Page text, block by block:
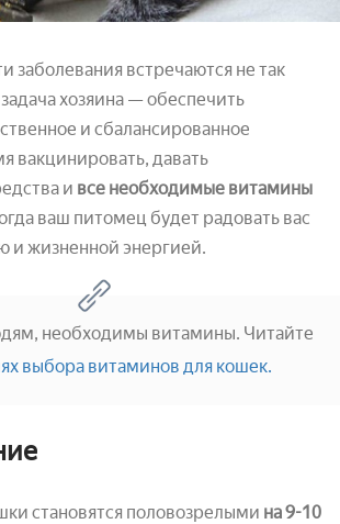
заболевания встречаются не так
хозяина — обеспечить
и сбалансированное
вакцинировать, давать
и все необходимые витамины
ваш питомец будет радовать вас
и жизненной энергией.
необходимы витамины. Читайте
выбора витаминов для кошек.
становятся половозрелыми на 9-10